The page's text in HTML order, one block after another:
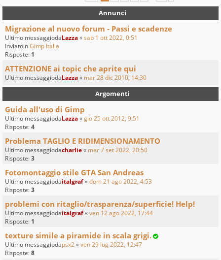
Annunci
Migrazione al nuovo forum - Passi e scadenze
Ultimo messaggiodaLazza«sab 1 ott 2022, 0:51
InviatoinGimp Italia
Risposte: 1
ATTENZIONE ai topic che aprite qui
Ultimo messaggiodaLazza« mar 28 dic 2010, 14:30
Argomenti
Guida all'uso di Gimp
Ultimo messaggiodaLazza«gio 25 ott 2012, 9:51
Risposte:4
Problema TAGLIO E RIDIMENSIONAMENTO
Ultimo messaggiodacharlie« mer 7 set 2022, 20:50
Risposte:3
Fotomontaggio stile GTA San Andreas
Ultimo messaggiodaitalgraf«dom 21 ago 2022, 4:53
Risposte:3
problemi con ritaglio/trasparenza/superficie! Help!
Ultimo messaggiodaitalgraf«ven 12 ago 2022, 17:44
Risposte: 1
texture simile a piramide in scala grigi.
Ultimo messaggiodapsx2«ven 29 lug 2022, 12:47
Risposte:8